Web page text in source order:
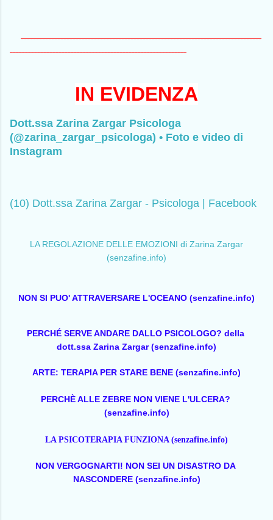
-------------------------------------------------------------------------------
----------------------------------------------------------
IN EVIDENZA
Dott.ssa Zarina Zargar Psicologa
(@zarina_zargar_psicologa) • Foto e video di
Instagram
(10) Dott.ssa Zarina Zargar - Psicologa | Facebook
LA REGOLAZIONE DELLE EMOZIONI di Zarina Zargar
(senzafine.info)
NON SI PUO' ATTRAVERSARE L'OCEANO (senzafine.info)
PERCHÉ SERVE ANDARE DALLO PSICOLOGO? della
dott.ssa Zarina Zargar (senzafine.info)
ARTE: TERAPIA PER STARE BENE (senzafine.info)
PERCHÈ ALLE ZEBRE NON VIENE L'ULCERA?
(senzafine.info)
LA PSICOTERAPIA FUNZIONA (senzafine.info)
NON VERGOGNARTI! NON SEI UN DISASTRO DA
NASCONDERE (senzafine.info)